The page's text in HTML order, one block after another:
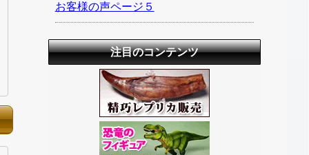
お客様の声ページ５
注目のコンテンツ